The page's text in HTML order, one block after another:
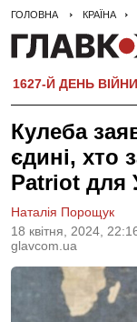
ГОЛОВНА КРАЇНА
1627-Й ДЕНЬ ВІЙНИ
Кулеба
єдині, хто
Patriot для
18 квiтня, 2024,
glavcom.ua
Наталія Порощук